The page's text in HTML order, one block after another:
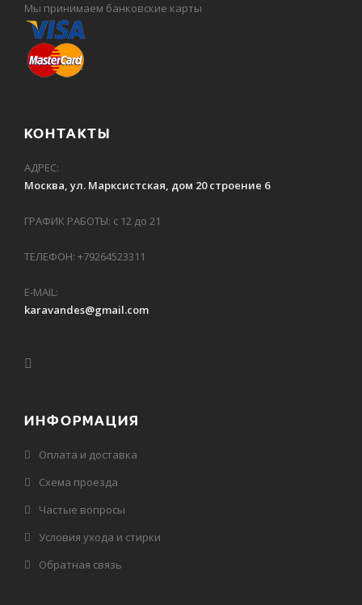
Мы принимаем банковские карты
КОНТАКТЫ
АДРЕС:
Москва, ул. Марксистская, дом 20 строение 6
ГРАФИК РАБОТЫ: с 12 до 21
ТЕЛЕФОН: +79264523311
E-MAIL:
karavandes@gmail.com
ИНФОРМАЦИЯ
Оплата и доставка
Схема проезда
Частые вопросы
Условия ухода и стирки
Обратная связь